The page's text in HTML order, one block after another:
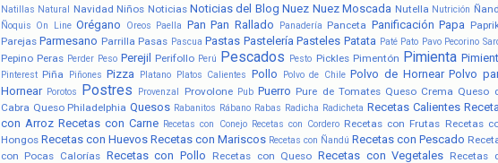
Natillas Natural Navidad Niños Noticias Noticias del Blog Nuez Nuez Moscada Nutella Nutrición
Ñoquis On Line Orégano Oreos Paella Pan Pan Rallado Panadería Panceta Panificación Papa
Parejas Parmesano Parrilla Pasas Pascua Pastas Pastelería Pasteles Patata Paté Pato Pavo Pecorino
Pepino Peras Perder Peso Perejil Perifollo Perú Pescados Pesto Pickles Pimentón Pimienta
Pinterest Piña Piñones Pizza Platano Platos Calientes Pollo Polvo de Chile Polvo de Hornear Polvo
Hornear Porotos Postres Provenzal Provolone Pub Puerro Pure de Tomates Queso Crema Queso
Cabra Queso Philadelphia Quesos Rabanitos Rábano Rabas Radicha Radicheta Recetas Calientes
con Arroz Recetas con Carne Recetas con Conejo Recetas con Cordero Recetas con Frutas Recetas
Hongos Recetas con Huevos Recetas con Mariscos Recetas con Ñandú Recetas con Pescado
con Pocas Calorías Recetas con Pollo Recetas con Queso Recetas con Vegetales Recetas